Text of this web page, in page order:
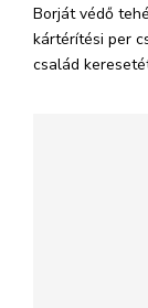
Borját védő
kártérítési per
család